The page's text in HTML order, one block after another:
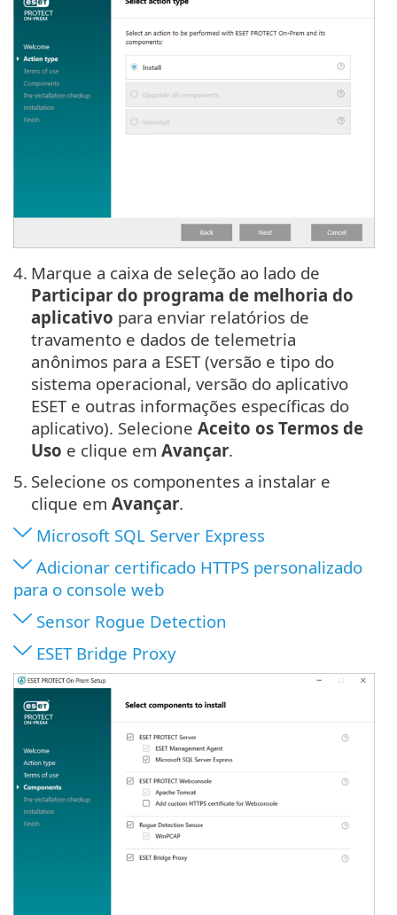
4. Marque a caixa de seleção ao lado de
Participar do programa de melhoria do
aplicativo para enviar relatórios de
travamento e dados de telemetria
anônimos para a ESET (versão e tipo do
sistema operacional, versão do aplicativo
ESET e outras informações específicas do
aplicativo). Selecione Aceito os Termos de
Uso e clique em Avançar.
5. Selecione os componentes a instalar e
clique em Avançar.
Microsoft SQL Server Express
Adicionar certificado HTTPS personalizado
para o console web
Sensor Rogue Detection
ESET Bridge Proxy